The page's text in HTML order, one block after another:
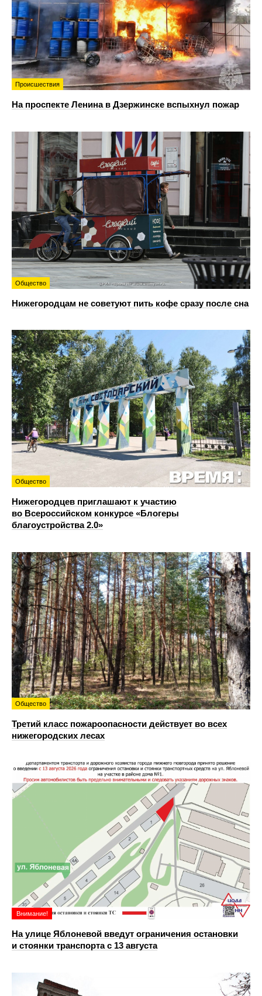
Происшествия
На проспекте Ленина в Дзержинске вспыхнул пожар
Общество
Нижегородцам не советуют пить кофе сразу после сна
Общество
Нижегородцев приглашают к участию
во Всероссийском конкурсе «Блогеры
благоустройства 2.0»
Общество
Третий класс пожароопасности действует во всех
нижегородских лесах
Внимание!
На улице Яблоневой введут ограничения остановки
и стоянки транспорта с 13 августа